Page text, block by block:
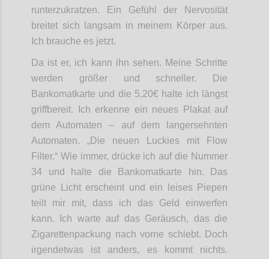
runterzukratzen. Ein Gefühl der Nervosität
breitet sich langsam in meinem Körper aus.
Ich brauche es jetzt.
Da ist er, ich kann ihn sehen. Meine Schritte
werden größer und schneller. Die
Bankomatkarte und die 5,20€ halte ich längst
griffbereit. Ich erkenne ein neues Plakat auf
dem Automaten – auf dem langersehnten
Automaten. „Die neuen Luckies mit Flow
Filter.“ Wie immer, drücke ich auf die Nummer
34 und halte die Bankomatkarte hin. Das
grüne Licht erscheint und ein leises Piepen
teilt mir mit, dass ich das Geld einwerfen
kann. Ich warte auf das Geräusch, das die
Zigarettenpackung nach vorne schiebt. Doch
irgendetwas ist anders, es kommt nichts.